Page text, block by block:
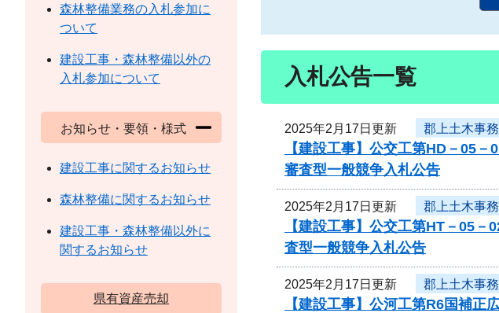
入札公告一覧
2025年2月17日更新 郡上土木事
【建設工事】公交工第HD－05
審査型一般競争入札公告
2025年2月17日更新 郡上土木事
【建設工事】公交工第HT－05
査型一般競争入札公告
2025年2月17日更新 郡上土木事
【建設工事】公河工第R6国補
森林整備業務の入札参加に
ついて
建設工事・森林整備以外の
入札参加について
お知らせ・要領・様式
建設工事に関するお知らせ
森林整備に関するお知らせ
建設工事・森林整備以外に
関するお知らせ
県有資産売却